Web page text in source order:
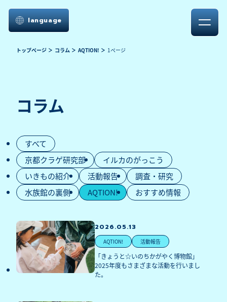
language
トップページ コラム AQTION! 1ページ
コラム
すべて
京都クラゲ研究部
イルカのがっこう
いきもの紹介
活動報告
調査・研究
水族館の裏側
AQTION! おすすめ情報
2026.05.13
AQTION! 活動報告
「きょうと☆いのちかがやく博物館」
2025年度もさまざまな活動を行いまし
た。